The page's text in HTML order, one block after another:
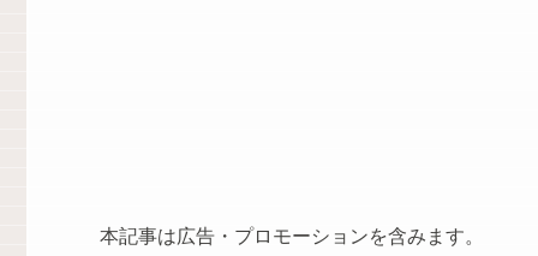
本記事は広告・プロモーションを含みます。